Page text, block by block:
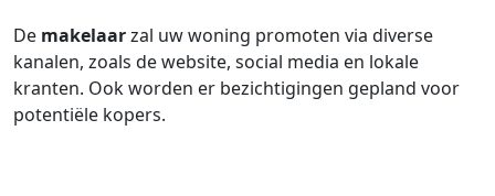
De makelaarzal uw woning promoten via diverse
kanalen, zoals de website, social media en lokale
kranten. Ook worden er bezichtigingen gepland voor
potentiële kopers.